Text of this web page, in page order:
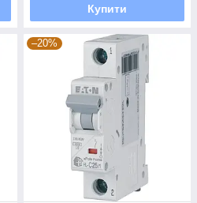
Купити
–20%